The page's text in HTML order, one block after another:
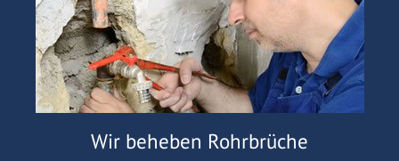
Wir beheben Rohrbrüche